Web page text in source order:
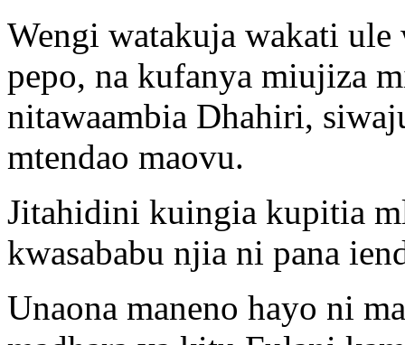
Wengi watakuja wakati ule
pepo, na kufanya miujiza
nitawaambia Dhahiri,
mtendao maovu.
Jitahidini kuingia kupitia
kwasababu njia ni pana
Unaona maneno hayo ni